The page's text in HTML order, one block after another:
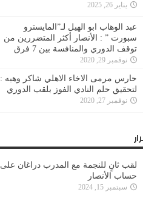
يناير 26, 2025
عبد الوهاب ابو الهيل لـ”المايسترو
سبورت ” : الأنصار أكثر المتضررين من
توقف الدوري والمنافسة بين 7 فرق
نوفمبر 29, 2020
حارس مرمى الاخاء الاهلي شاكر وهبه :
لتحقيق حلم النادي الفوز بلقب الدوري
نوفمبر 27, 2020
لقب ثانٍ للنجمة مع المدرب دراغان على
حساب الأنصار
سبتمبر 15, 2024